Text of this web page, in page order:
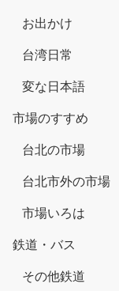
お出かけ
台湾日常
変な日本語
市場のすすめ
台北の市場
台北市外の市場
市場いろは
鉄道・バス
その他鉄道